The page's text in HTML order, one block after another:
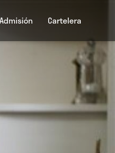
Admisión Cartelera